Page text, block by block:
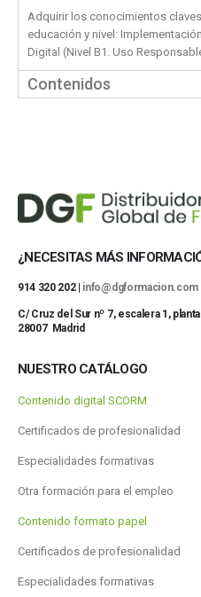
Adquirir los conocimientos
educación y nivel:
Digital (Nivel B1. Uso
Contenidos
¿NECESITAS MÁS
914 320 202 | info@dgformacion.com
C/ Cruz del Sur nº 7, escalera 1, planta
28007 Madrid
NUESTRO CATÁLOGO
Contenido digital SCORM
Certificados de profesionalidad
Especialidades formativas
Otra formación para el empleo
Contenido formato papel
Certificados de profesionalidad
Especialidades formativas